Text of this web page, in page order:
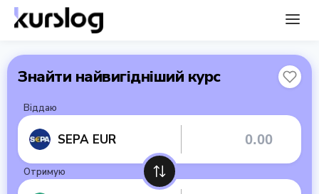
Знайти найвигідніший курс
Віддаю
SEPA EUR
Отримую